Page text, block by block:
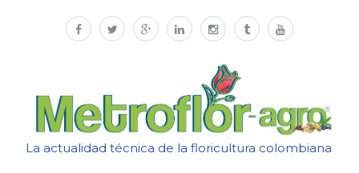
La actualidad técnica de la floricultura colombiana